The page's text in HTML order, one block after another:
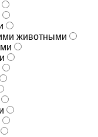
животными